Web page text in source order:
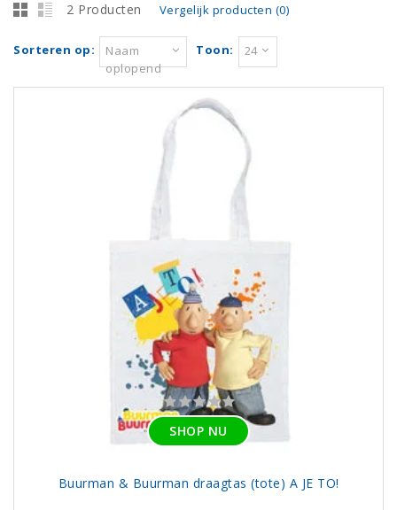
2 Producten Vergelijk producten (0)
Sorteren op:
Naam
oplopend
Toon: 24
SHOP NU
Buurman & Buurman draagtas (tote) A JE TO!